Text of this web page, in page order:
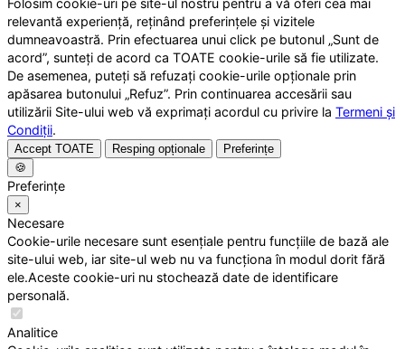
Folosim cookie-uri pe site-ul nostru pentru a vă oferi cea mai
relevantă experiență, reținând preferințele și vizitele
dumneavoastră. Prin efectuarea unui click pe butonul „Sunt de
acord”, sunteți de acord ca TOATE cookie-urile să fie utilizate.
De asemenea, puteți să refuzați cookie-urile opționale prin
apăsarea butonului „Refuz”. Prin continuarea accesării sau
utilizării Site-ului web vă exprimați acordul cu privire la Termeni și
Condiții.
Accept TOATE Resping opționale
Preferințe
🍪
Preferințe
×
Necesare
Cookie-urile necesare sunt esențiale pentru funcțiile de bază ale
site-ului web, iar site-ul web nu va funcționa în modul dorit fără
ele.Aceste cookie-uri nu stochează date de identificare
personală.
Analitice